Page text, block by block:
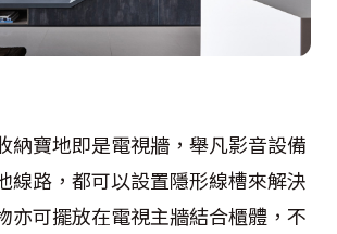
寶地即是電視牆，舉凡影音設備
線路，都可以設置隱形線槽來解決
亦可擺放在電視主牆結合櫃體，不